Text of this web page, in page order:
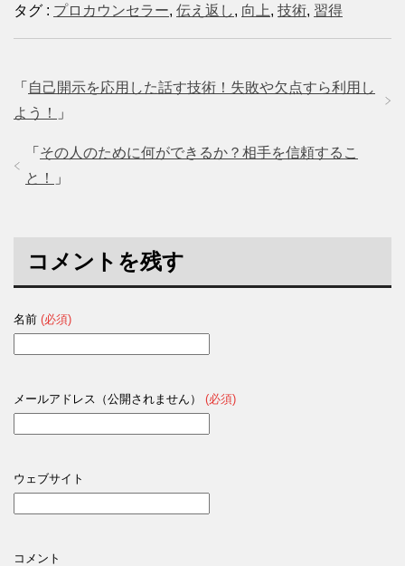
タグ : プロカウンセラー, 伝え返し, 向上, 技術, 習得
「 自己開示を応用した話す技術！失敗や欠点すら利用し
よう！
」
「 その人のために何ができるか？相手を信頼するこ
と！
」
コメントを残す
名前 (必須)
メールアドレス（公開されません） (必須)
ウェブサイト
コメント